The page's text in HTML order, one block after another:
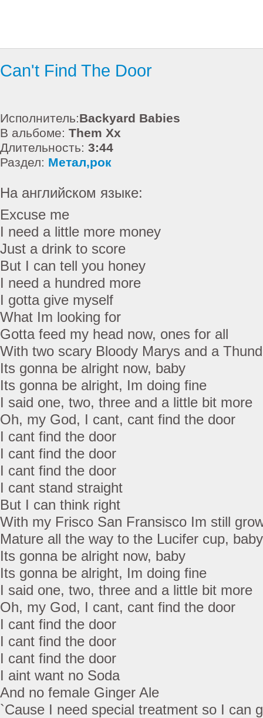
Can't Find The Door
Исполнитель:Backyard Babies
В альбоме: Them Xx
Длительность: 3:44
Раздел: Метал,рок
На английском языке:
Excuse me
I need a little more money
Just a drink to score
But I can tell you honey
I need a hundred more
I gotta give myself
What Im looking for
Gotta feed my head now, ones for all
With two scary Bloody Marys and a
Its gonna be alright now, baby
Its gonna be alright, Im doing fine
I said one, two, three and a little bit more
Oh, my God, I cant, cant find the door
I cant find the door
I cant find the door
I cant find the door
I cant stand straight
But I can think right
With my Frisco San Fransisco Im still
Mature all the way to the Lucifer cup, baby
Its gonna be alright now, baby
Its gonna be alright, Im doing fine
I said one, two, three and a little bit more
Oh, my God, I cant, cant find the door
I cant find the door
I cant find the door
I cant find the door
I aint want no Soda
And no female Ginger Ale
`Cause I need special treatment so I can